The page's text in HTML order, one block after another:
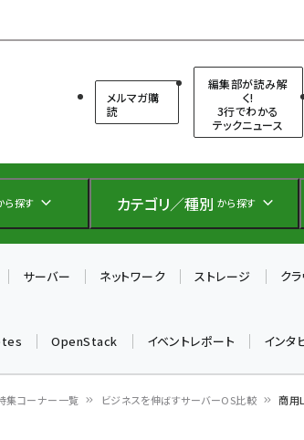
メルマガ購
読
編集部が読み解
く!
3行でわかる
テックニュース
ら探す カテゴリ／種別 から探す
サーバー ネットワーク ストレージ ク
OpenStack イベントレポート インタ
集コーナー一覧 ビジネスを伸ばすサーバーOS比較 商用